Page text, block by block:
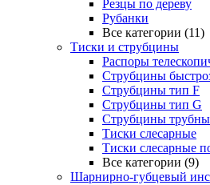
Резцы по дереву
Рубанки
Все категории (11)
Тиски и струбцины
Распоры
Струбцины
Струбцины тип F
Струбцины тип G
Струбцины
Тиски слесарные
Тиски слесарные
Все категории (9)
Шарнирно-губцевый